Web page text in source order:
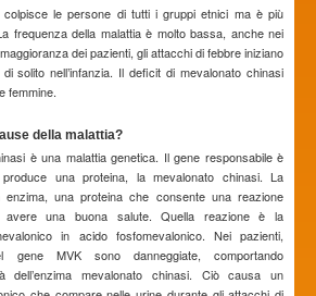
le persone di tutti i gruppi etnici ma è più
frequenza della malattia è molto bassa, anche nei
dei pazienti, gli attacchi di febbre iniziano
solito nell’infanzia. Il deficit di mevalonato chinasi
femmine.
della malattia?
è una malattia genetica. Il gene responsabile è
una proteina, la mevalonato chinasi. La
una proteina che consente una reazione
avere una buona salute. Quella reazione è la
in acido fosfomevalonico. Nei pazienti,
MVK sono danneggiate, comportando
dell’enzima mevalonato chinasi. Ciò causa un